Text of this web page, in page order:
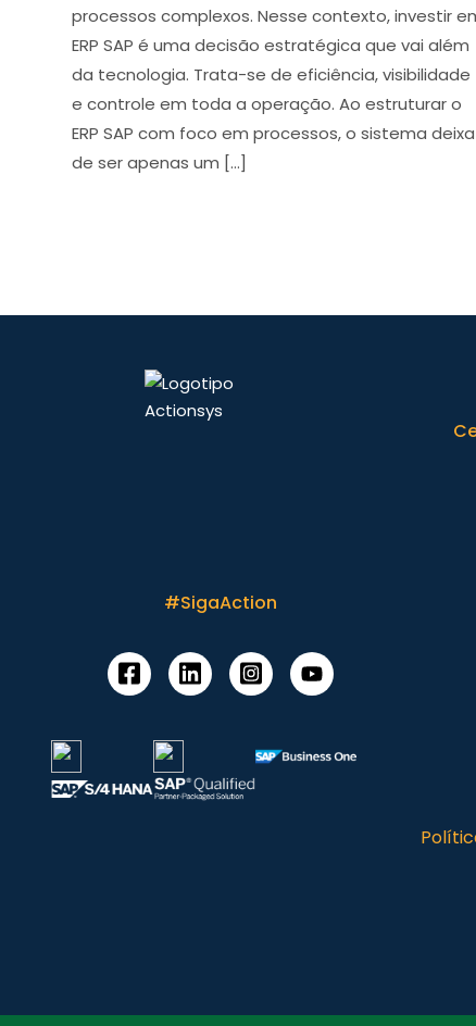
processos complexos. Nesse contexto, investir
ERP SAP é uma decisão estratégica que vai além
da tecnologia. Trata-se de eficiência, visibilidade
e controle em toda a operação. Ao estruturar o
ERP SAP com foco em processos, o sistema deixa
de ser apenas um […]
#SigaAction